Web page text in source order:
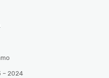
– 2024